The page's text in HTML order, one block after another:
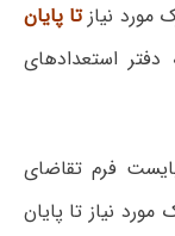
مورد نیازتا پایان
دفتر استعدادهای
فرم تقاضای
نیاز تا پایان